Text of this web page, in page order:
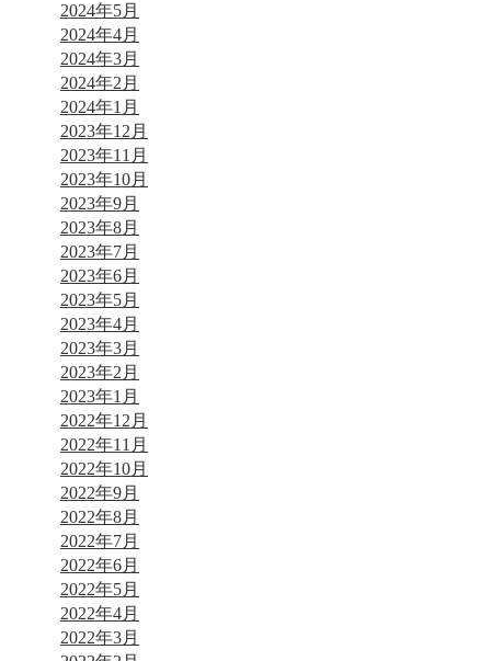
2024年5月
2024年4月
2024年3月
2024年2月
2024年1月
2023年12月
2023年11月
2023年10月
2023年9月
2023年8月
2023年7月
2023年6月
2023年5月
2023年4月
2023年3月
2023年2月
2023年1月
2022年12月
2022年11月
2022年10月
2022年9月
2022年8月
2022年7月
2022年6月
2022年5月
2022年4月
2022年3月